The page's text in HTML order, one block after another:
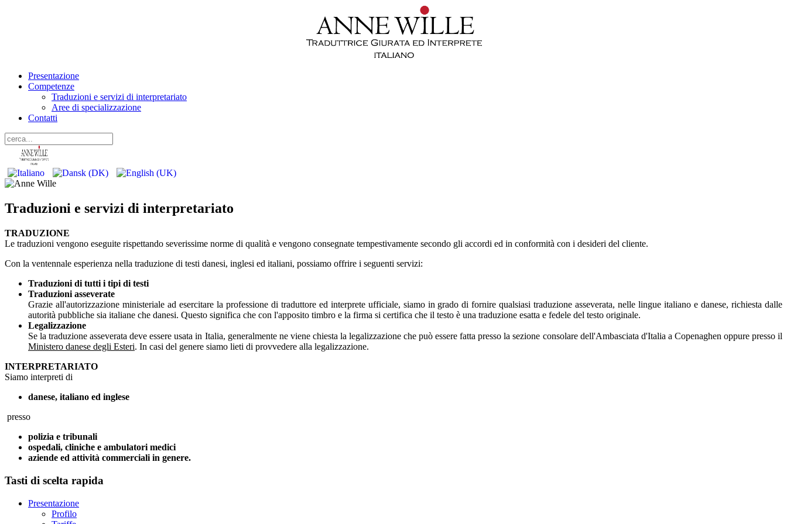
Presentazione
Competenze
Traduzioni e servizi di interpretariato
Aree di specializzazione
Contatti
Traduzioni e servizi di interpretariato
TRADUZIONE
Le traduzioni vengono eseguite rispettando severissime norme di qualità e vengono consegnate tempestivamente secondo gli accordi ed in conformità con i desideri del cliente.
Con la ventennale esperienza nella traduzione di testi danesi, inglesi ed italiani, possiamo offrire i seguenti servizi:
Traduzioni di tutti i tipi di testi
Traduzioni asseverate
Grazie all'autorizzazione ministeriale ad esercitare la professione di traduttore ed interprete ufficiale, siamo in grado di fornire qualsiasi traduzione asseverata, nelle lingue italiano e danese, richiesta dalle
autorità pubbliche sia italiane che danesi. Questo significa che con l'apposito timbro e la firma si certifica che il testo è una traduzione esatta e fedele del testo originale.
Legalizzazione
Se la traduzione asseverata deve essere usata in Italia, generalmente ne viene chiesta la legalizzazione che può essere fatta presso la sezione consolare dell'Ambasciata d'Italia a Copenaghen oppure pressoil
Ministero danese degli Esteri. In casi del genere siamo lieti di provvedere alla legalizzazione.
INTERPRETARIATO
Siamo interpreti di
danese, italiano ed inglese
presso
polizia e tribunali
ospedali, cliniche e ambulatori medici
aziende ed attività commerciali in genere.
Tasti di scelta rapida
Presentazione
Profilo